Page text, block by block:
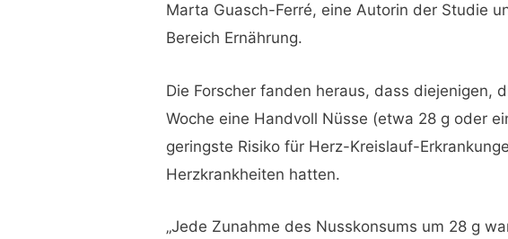
Marta Guasch-Ferré, eine Autorin der Studie
Bereich Ernährung.
Die Forscher fanden heraus, dass diejenigen,
Woche eine Handvoll Nüsse (etwa 28 g oder
geringste Risiko für Herz-Kreislauf-
Herzkrankheiten hatten.
„Jede Zunahme des Nusskonsums um 28 g